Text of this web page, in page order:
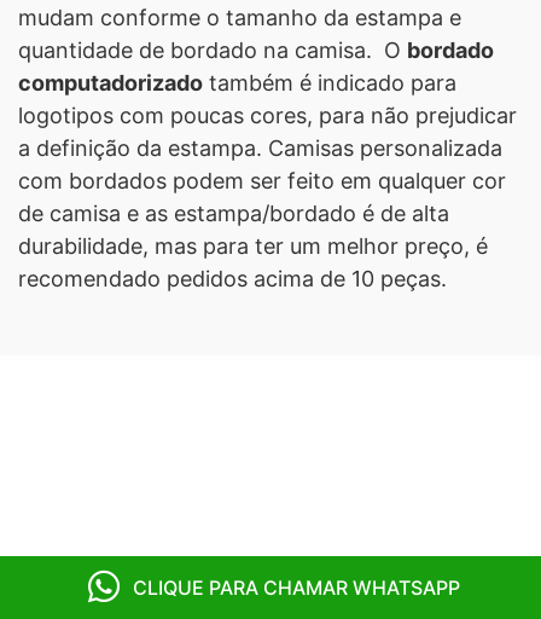
mudam conforme o tamanho da estampa e
quantidade de bordado na camisa. O bordado
computadorizado também é indicado para
logotipos com poucas cores, para não prejudicar
a definição da estampa. Camisas personalizada
com bordados podem ser feito em qualquer cor
de camisa e as estampa/bordado é de alta
durabilidade, mas para ter um melhor preço, é
recomendado pedidos acima de 10 peças.
CLIQUE PARA CHAMAR WHATSAPP